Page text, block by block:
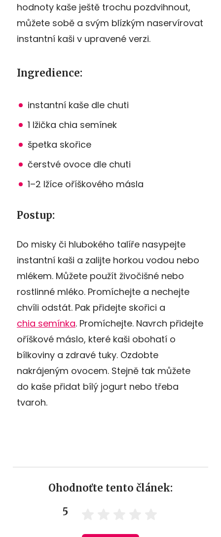
hodnoty kaše ještě trochu pozdvihnout,
můžete sobě a svým blízkým naservírovat
instantní kaši v upravené verzi.
Ingredience:
instantní kaše dle chuti
1 lžička chia semínek
špetka skořice
čerstvé ovoce dle chuti
1–2 lžíce oříškového másla
Postup:
Do misky či hlubokého talíře nasypejte
instantní kaši a zalijte horkou vodou nebo
mlékem. Můžete použít živočišné nebo
rostlinné mléko. Promíchejte a nechejte
chvíli odstát. Pak přidejte skořici a
chia semínka. Promíchejte. Navrch přidejte
oříškové máslo, které kaši obohatí o
bílkoviny a zdravé tuky. Ozdobte
nakrájeným ovocem. Stejně tak můžete
do kaše přidat bílý jogurt nebo třeba
tvaroh.
Ohodnoťte tento článek:
5